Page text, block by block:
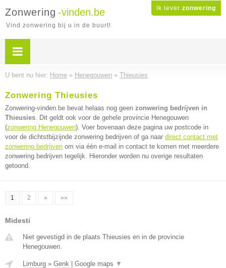
Ik lever zonwering
Zonwering -vinden.be
Vind zonwering bij u in de buurt!
U bent nu hier: Home » Henegouwen » Thieusies
Zonwering Thieusies
Zonwering-vinden.be bevat helaas nog geen zonwering bedrijven in
Thieusies. Dit geldt ook voor de gehele provincie Henegouwen
(zonwering Henegouwen). Voer bovenaan deze pagina uw postcode in
voor de dichtstbijzijnde zonwering bedrijven of ga naar direct contact met
zonwering bedrijven om via één e-mail in contact te komen met meerdere
zonwering bedrijven tegelijk. Hieronder worden nu overige resultaten
getoond.
1 2 » »»
Midesti
Niet gevestigd in de plaats Thieusies en in de provincie
Henegouwen.
Limburg » Genk Google maps ▼